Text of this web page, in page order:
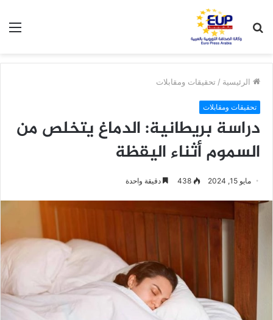
عن
الرئيسية / تحقيقات ومقابلات
تحقيقات ومقابلات
دراسة بريطانية: الدماغ يتخلص من
السموم أثناء اليقظة
مايو 15, 2024 438 دقيقة واحدة